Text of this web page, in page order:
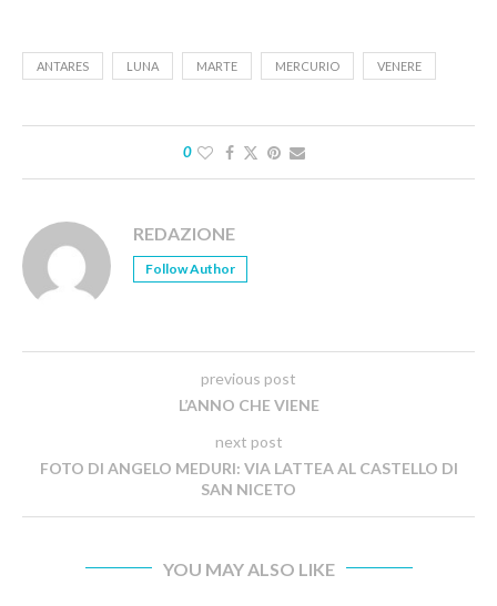
ANTARES LUNA MARTE MERCURIO VENERE
0
REDAZIONE
Follow Author
previous post
L’ANNO CHE VIENE
next post
FOTO DI ANGELO MEDURI: VIA LATTEA AL CASTELLO DI
SAN NICETO
YOU MAY ALSO LIKE